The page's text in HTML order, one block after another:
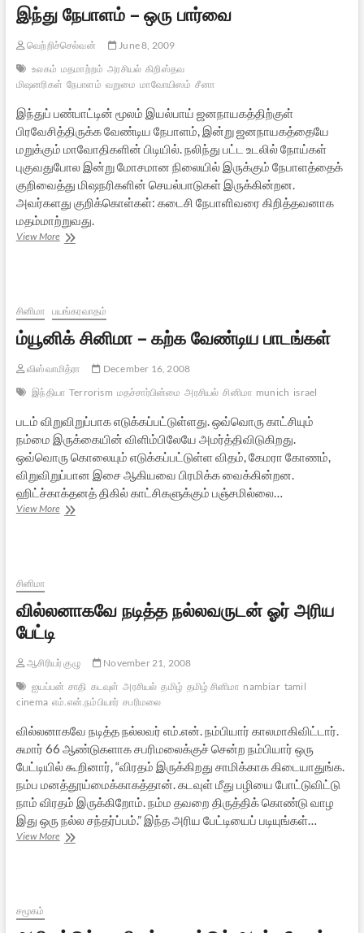
இந்து நேபாளம் – ஒரு பார்வை
வெற்றிச்செல்வன்
June 8, 2009
உலகம் மதமாற்றம் அரசியல் கிறிஸ்தவ
மிஷனரிகள் நேபாளம் வறுமை மாவோயிஸம் சீனா
இந்துப் பண்பாட்டின் மூலம் இயல்பாய் ஜனநாயகத்திற்குள்
பிரவேசித்திருக்க வேண்டிய நேபாளம், இன்று ஜனநாயகத்தையே
மறுக்கும் மாவோதிகளின் பிடியில். நலிந்து பட்ட உடலில் நோய்கள்
புகுவதுபோல இன்று மோசமான நிலையில் இருக்கும் நேபாளத்தைக்
குறிவைத்து மிஷநரிகளின் செயல்பாடுகள் இருக்கின்றன.
அவர்களது குறிக்கொள்கள்: கடைசி நேபாளிவரை கிறித்தவனாக
மதம்மாற்றுவது.
View Moreஇந்து
சினிமா பயங்கரவாதம்
ம்யூனிக் சினிமா – கற்க வேண்டிய பாடங்கள்
விஸ்வாமித்ரா
December 16, 2008
இந்தியா Terrorism மதச்சார்பின்மை அரசியல் சினிமா munich israel
படம் விறுவிறுப்பாக எடுக்கப்பட்டுள்ளது. ஒவ்வொரு காட்சியும்
நம்மை இருக்கையின் விளிம்பிலேயே அமர்த்திவிடுகிறது.
ஒவ்வொரு கொலையும் எடுக்கப்பட்டுள்ள விதம், கேமரா கோணம்,
விறுவிறுப்பான இசை ஆகியவை பிரமிக்க வைக்கின்றன.
ஹிட்ச்காக்தனத் திகில் காட்சிகளுக்கும் பஞ்சமில்லை…
View Moreம்யூனிக்
சினிமா
வில்லனாகவே நடித்த நல்லவருடன் ஓர் அரிய
பேட்டி
ஆசிரியர் குழு
November 21, 2008
ஐயப்பன் சாதி கடவுள் அரசியல் தமிழ் தமிழ் சினிமா nambiar tamil
cinema எம்.என்.நம்பியார் சபரிமலை
வில்லனாகவே நடித்த நல்லவர் எம்.என். நம்பியார் காலமாகிவிட்டார்.
சுமார் 66 ஆண்டுகளாக சபரிமலைக்குச் சென்ற நம்பியார் ஒரு
பேட்டியில் கூறினார், “விரதம் இருக்கிறது சாமிக்காக கிடையாதுங்க.
நம்ப மனத்தூய்மைக்காகத்தான். கடவுள் மீது பழியை போட்டுவிட்டு
நாம் விரதம் இருக்கிறோம். நம்ம தவறை திருத்திக் கொண்டு வாழ
இது ஒரு நல்ல சந்தர்ப்பம்.” இந்த அரிய பேட்டியைப் படியுங்கள்…
View Moreவில்லனாகவே
சமூகம்